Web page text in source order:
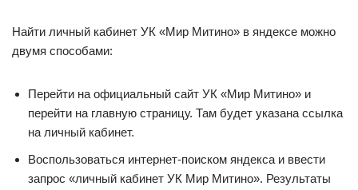
Найти личный кабинет УК «Мир Митино» в яндексе можно
двумя способами:
Перейти на официальный сайт УК «Мир Митино» и
перейти на главную страницу. Там будет указана ссылка
на личный кабинет.
Воспользоваться интернет-поиском яндекса и ввести
запрос «личный кабинет УК Мир Митино». Результаты